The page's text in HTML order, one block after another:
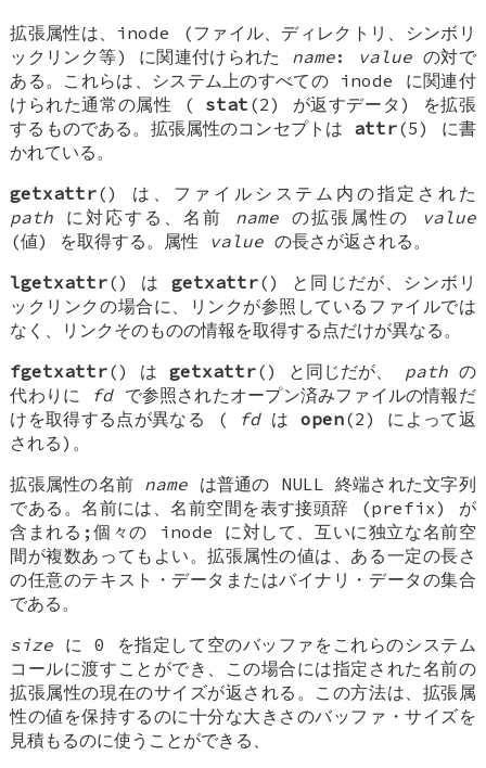
拡張属性は、inode (ファイル、ディレクトリ、シンボリ
ックリンク等) に関連付けられた name: valueの対で
ある。これらは、システム上のすべての inode に関連付
けられた通常の属性 ( stat (2) が返すデータ) を拡張
するものである。拡張属性のコンセプトは attr(5) に書
かれている。
getxattr() は、ファイルシステム内の指定された
path に対応する、名前 nameの拡張属性の
value
(値) を取得する。属性 value の長さが返される。
lgetxattr() はgetxattr() と同じだが、シンボリ
ックリンクの場合に、リンクが参照しているファイルでは
なく、リンクそのものの情報を取得する点だけが異なる。
fgetxattr() は getxattr() と同じだが、 pathの
代わりに
fdで参照されたオープン済みファイルの情報だ
けを取得する点が異なる (
fdは open(2) によって返
される)。
拡張属性の名前 name は普通の NULL 終端された文字列
である。名前には、名前空間を表す接頭辞 (prefix) が
含まれる;個々の inode に対して、互いに独立な名前空
間が複数あってもよい。拡張属性の値は、ある一定の長さ
の任意のテキスト・データまたはバイナリ・データの集合
である。
size に 0 を指定して空のバッファをこれらのシステム
コールに渡すことができ、この場合には指定された名前の
拡張属性の現在のサイズが返される。この方法は、拡張属
性の値を保持するのに十分な大きさのバッファ・サイズを
見積もるのに使うことができる、